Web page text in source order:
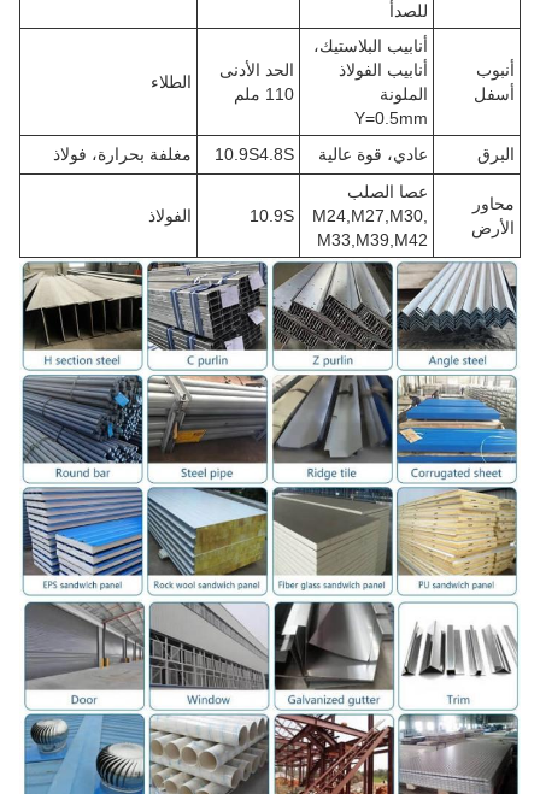
للصدأ
أنبوب
أسفل
أنابيب البلاستيك،
أنابيب الفولاذ
الملونة
Y=0.5mm
الحد الأدنى
110 ملم
الطلاء
البرق عادي، قوة عالية 10.9S4.8S مغلفة بحرارة، فولاذ
محاور
الأرض
عصا الصلب
M24,M27,M30,
M33,M39,M42
10.9S الفولاذ